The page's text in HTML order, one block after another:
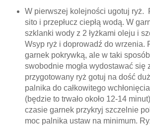
W pierwszej kolejności ugotuj ryż.
sito i przepłucz ciepłą wodą. W
szklanki wody z 2 łyżkami oleju i
Wsyp ryż i doprowadź do wrzenia.
garnek pokrywką, ale w taki
swobodnie mogła wydostawać się
przygotowany ryż gotuj na dość
palnika do całkowitego
(będzie to trwało około 12-14
czasie garnek przykryj szczelnie
moc palnika ustaw na minimum.